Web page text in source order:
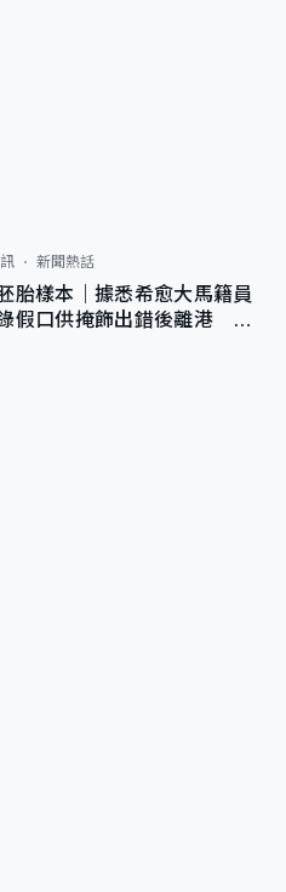
新聞熱話
胎樣本｜據悉希愈大馬籍員
假口供掩飾出錯後離港 警